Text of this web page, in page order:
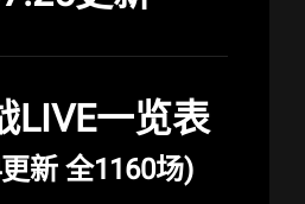
LIVE一览表
新 全1160场)